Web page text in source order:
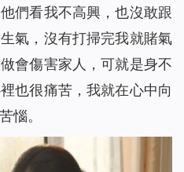
們看我不高興，也沒敢跟
氣，沒有打掃完我就賭氣
會傷害家人，可就是身不
也很痛苦，我就在心中向
惱。